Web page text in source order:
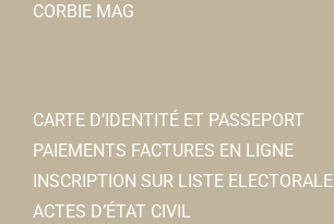
CORBIE MAG
CARTE D’IDENTITÉ ET PASSEPORT
PAIEMENTS FACTURES EN LIGNE
INSCRIPTION SUR LISTE ELECTORALE
ACTES D’ÉTAT CIVIL